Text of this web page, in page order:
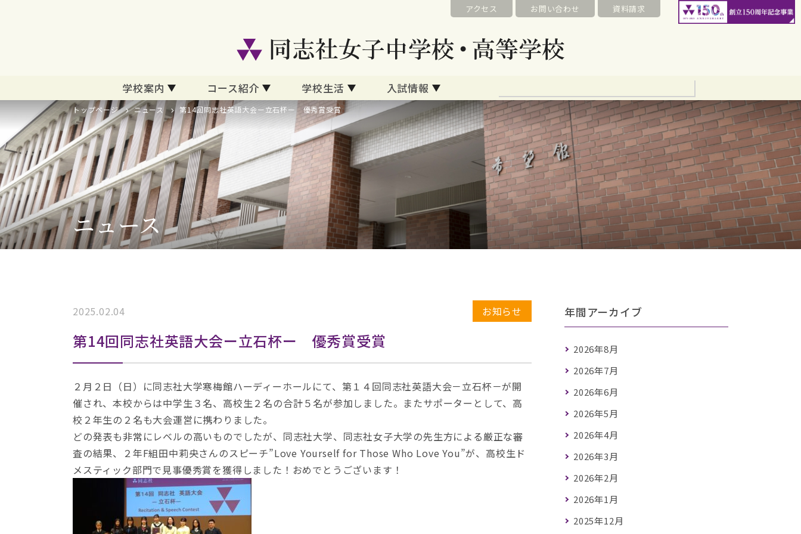
アクセス お問い合わせ 資料請求
学校案内 コース紹介 学校生活 入試情報
トップページ ニュース 第14回同志社英語大会ー立石杯ー 優秀賞受賞
ニュース
2025.02.04 お知らせ
第14回同志社英語大会ー立石杯ー 優秀賞受賞
２月２日（日）に同志社大学寒梅館ハーディーホールにて、第１４回同志社英語大会－立石杯－が開
催され、本校からは中学生３名、高校生２名の合計５名が参加しました。またサポーターとして、高
校２年生の２名も大会運営に携わりました。
どの発表も非常にレベルの高いものでしたが、同志社大学、同志社女子大学の先生方による厳正な審
査の結果、２年F組田中莉央さんのスピーチ”Love Yourself for Those Who Love You”が、高校生ド
メスティック部門で見事優秀賞を獲得しました！おめでとうございます！
年間アーカイブ
2026年8月
2026年7月
2026年6月
2026年5月
2026年4月
2026年3月
2026年2月
2026年1月
2025年12月